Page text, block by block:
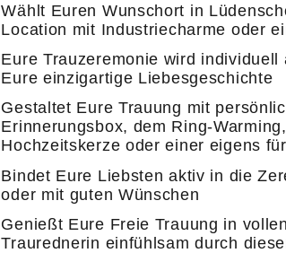
Wählt Euren Wunschort in
Location mit Industriecharme oder
Eure Trauzeremonie wird
Eure einzigartige Liebesgeschichte
Gestaltet Eure Trauung mit
Erinnerungsbox, dem Ring-
Hochzeitskerze oder einer eigens
Bindet Eure Liebsten aktiv in die
oder mit guten Wünschen
Genießt Eure Freie Trauung in
Traurednerin einfühlsam durch